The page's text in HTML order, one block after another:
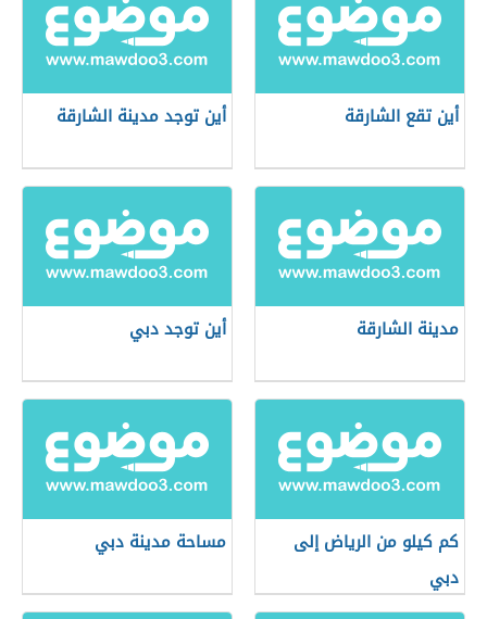
أين تقع الشارقة أين توجد مدينة الشارقة
مدينة الشارقة أين توجد دبي
كم كيلو من الرياض إلى
دبي
مساحة مدينة دبي